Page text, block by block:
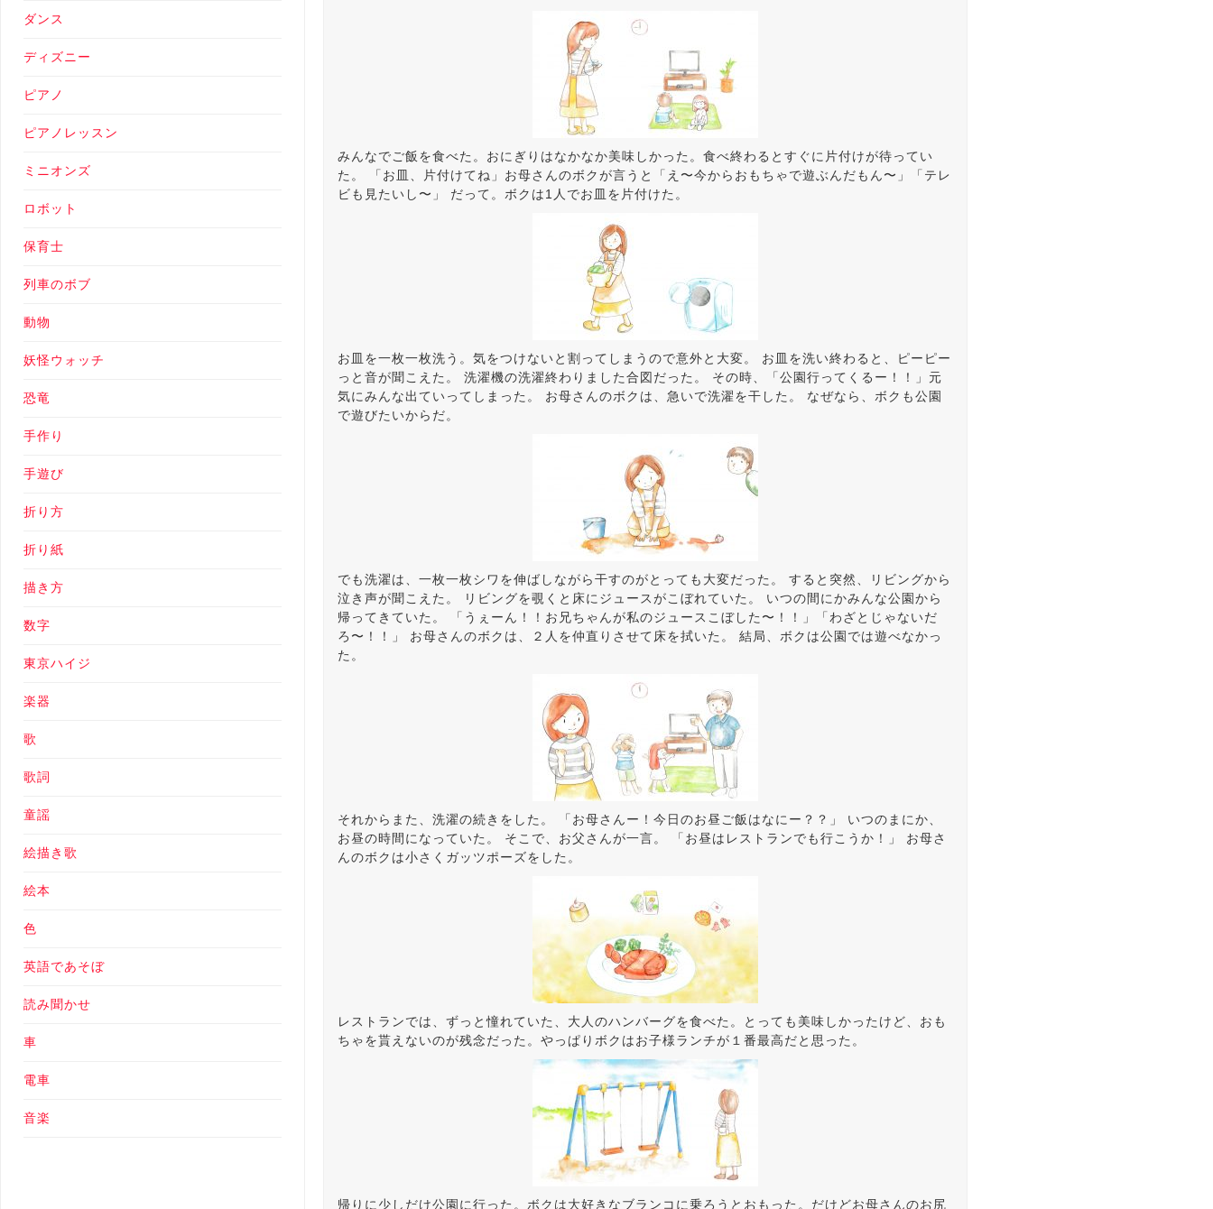
みんなでご飯を食べた。おにぎりはなかなか美味しかった。食べ終わるとすぐに片付けが待ってい
た。 「お皿、片付けてね」お母さんのボクが言うと「え〜今からおもちゃで遊ぶんだもん〜」「テレ
ビも見たいし〜」 だって。ボクは1人でお皿を片付けた。
お皿を一枚一枚洗う。気をつけないと割ってしまうので意外と大変。 お皿を洗い終わると、ピーピー
っと音が聞こえた。 洗濯機の洗濯終わりました合図だった。 その時、「公園行ってくるー！！」元
気にみんな出ていってしまった。 お母さんのボクは、急いで洗濯を干した。 なぜなら、ボクも公園
で遊びたいからだ。
でも洗濯は、一枚一枚シワを伸ばしながら干すのがとっても大変だった。 すると突然、リビングから
泣き声が聞こえた。 リビングを覗くと床にジュースがこぼれていた。 いつの間にかみんな公園から
帰ってきていた。 「うぇーん！！お兄ちゃんが私のジュースこぼした〜！！」「わざとじゃないだ
ろ〜！！」 お母さんのボクは、２人を仲直りさせて床を拭いた。 結局、ボクは公園では遊べなかっ
た。
それからまた、洗濯の続きをした。 「お母さんー！今日のお昼ご飯はなにー？？」 いつのまにか、
お昼の時間になっていた。 そこで、お父さんが一言。 「お昼はレストランでも行こうか！」 お母さ
んのボクは小さくガッツポーズをした。
レストランでは、ずっと憧れていた、大人のハンバーグを食べた。とっても美味しかったけど、おも
ちゃを貰えないのが残念だった。やっぱりボクはお子様ランチが１番最高だと思った。
帰りに少しだけ公園に行った。ボクは大好きなブランコに乗ろうとおもった。だけどお母さんのお尻
ダンス
ディズニー
ピアノ
ピアノレッスン
ミニオンズ
ロボット
保育士
列車のボブ
動物
妖怪ウォッチ
恐竜
手作り
手遊び
折り方
折り紙
描き方
数字
東京ハイジ
楽器
歌
歌詞
童謡
絵描き歌
絵本
色
英語であそぼ
読み聞かせ
車
電車
音楽